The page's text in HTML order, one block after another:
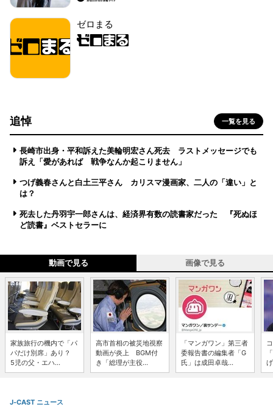
ゼロまる
追悼 一覧を見る
長崎市出身・平和訴えた美輪明宏さん死去 ラストメッセージでも
訴え「愛があれば 戦争なんか起こりません」
つげ義春さんと白土三平さん カリスマ漫画家、二人の「違い」と
は？
死去した丹羽宇一郎さんは、経済界有数の読書家だった 『死ぬほ
ど読書』ベストセラーに
動画で見る 画像で見る
家族旅行の機内で「パ
パだけ別席」あり？
5児の父・エハ...
高市首相の被災地視察
動画が炎上 BGM付
き「総理が主役...
「マンガワン」第三者
委報告書の編集者「G
氏」は成田卓哉...
J-CAST ニュース